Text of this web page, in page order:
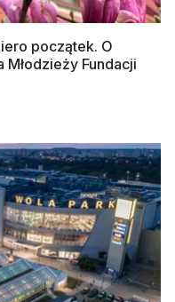
początek. O
Fundacji